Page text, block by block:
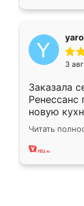
3
Заказала
Ренессанс
новую
вполне
два года,
Читать